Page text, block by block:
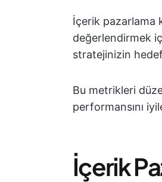
İçerik pazarlama
değerlendirmek
stratejinizin
Bu metrikleri
performansını
İçerik